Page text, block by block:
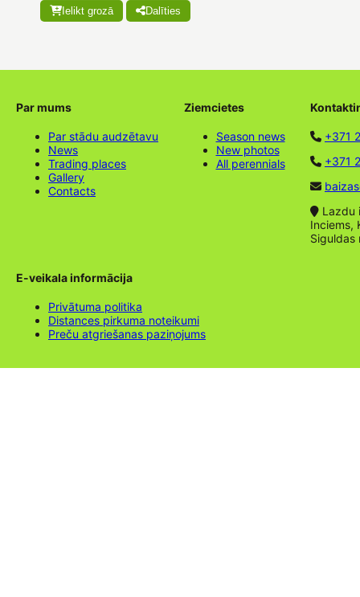
Ielikt grozā Dalīties
Par mums
Par stādu audzētavu
News
Trading places
Gallery
Contacts
Ziemcietes
Season news
New photos
All perennials
+371
+371
Lazdu
Inciems,
Siguldas
E-veikala informācija
Privātuma politika
Distances pirkuma noteikumi
Preču atgriešanas paziņojums